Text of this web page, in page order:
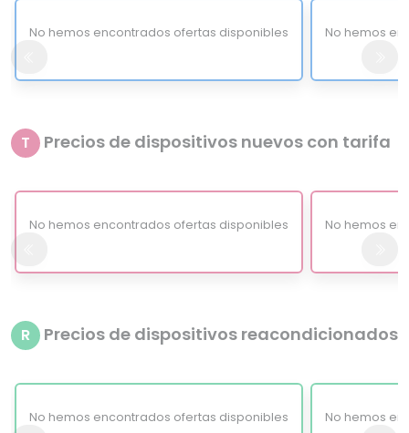
No hemos encontrados ofertas disponibles No hemos
T Precios de dispositivos nuevos con tarifa
No hemos encontrados ofertas disponibles No hemos
R Precios de dispositivos reacondicionados
No hemos encontrados ofertas disponibles No hemos